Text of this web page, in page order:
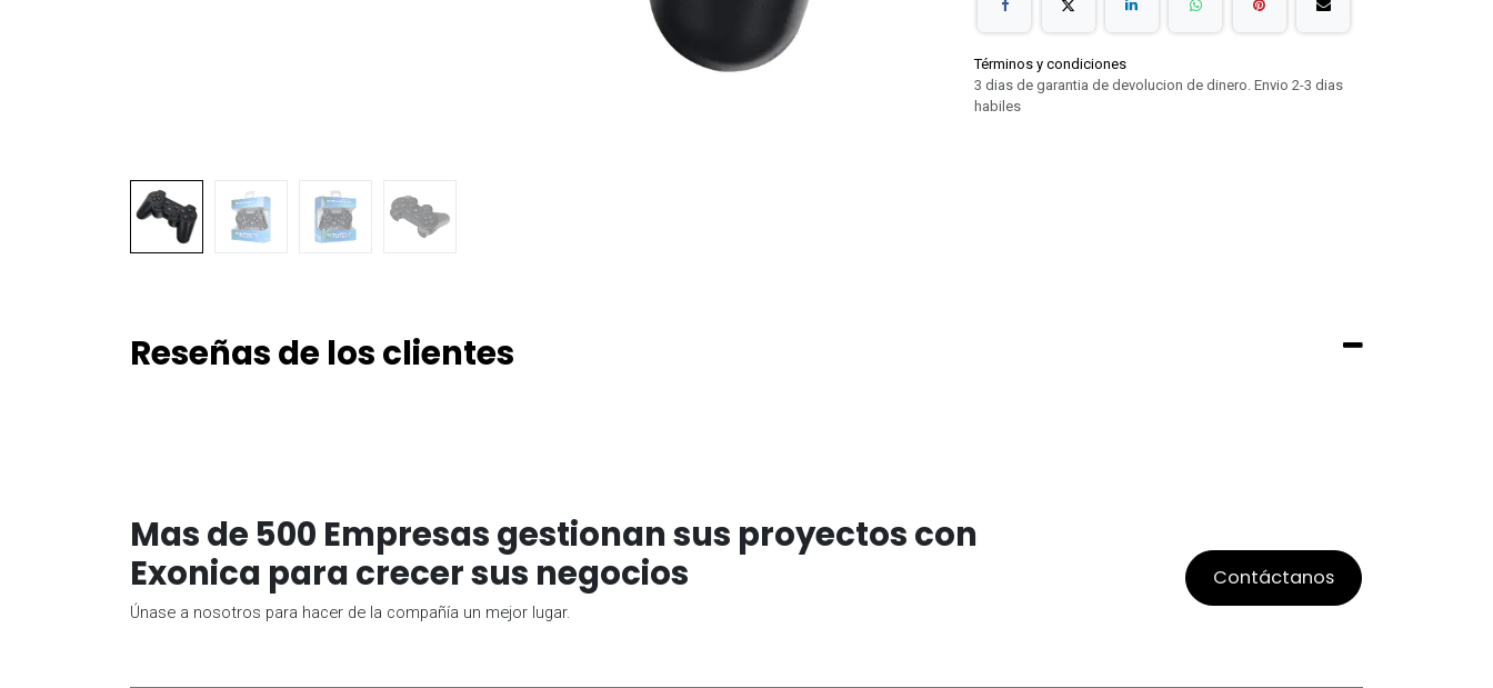
Términos y condiciones
3 dias de garantia de devolucion de dinero. Envio 2-3 dias
habiles
Reseñas de los clientes
Mas de 500 Empresas gestionan sus proyectos con
Exonica para crecer sus negocios
Únase a nosotros para hacer de la compañía un mejor lugar.
Contáctanos